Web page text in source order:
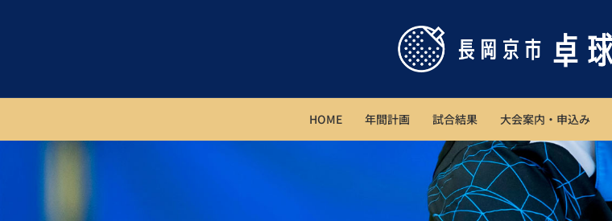
HOME 年間計画 試合結果 大会案内・申込み